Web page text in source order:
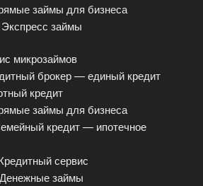
займы для бизнеса
займы
микрозаймов
брокер — единый кредит
кредит
займы для бизнеса
кредит — ипотечное
сервис
займы